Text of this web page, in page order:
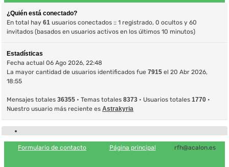
¿Quién está conectado?
En total hay 61 usuarios conectados :: 1 registrado, 0 ocultos y 60
invitados (basados en usuarios activos en los últimos 10 minutos)
Estadísticas
Fecha actual 06 Ago 2026, 22:48
La mayor cantidad de usuarios identificados fue 7915 el 20 Abr 2026,
18:55
Mensajes totales 36355 • Temas totales 8373 • Usuarios totales 1770 •
Nuestro usuario más reciente es Astrakyria
Formulario de contacto Página principal rfh@acalon.es